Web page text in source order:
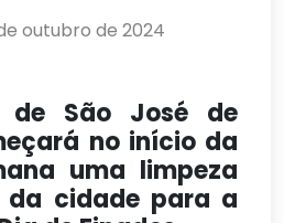
outubro de 2024
de São José de
no início da
uma limpeza
da cidade para a